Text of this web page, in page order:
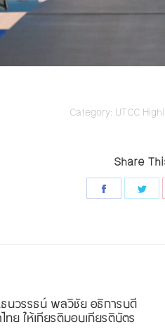
Category: UTCC
Share
Share
นวรรธน์ พลวิชัย อธิการบดี
ย ให้เกียรติมอบเกียรติบัตร